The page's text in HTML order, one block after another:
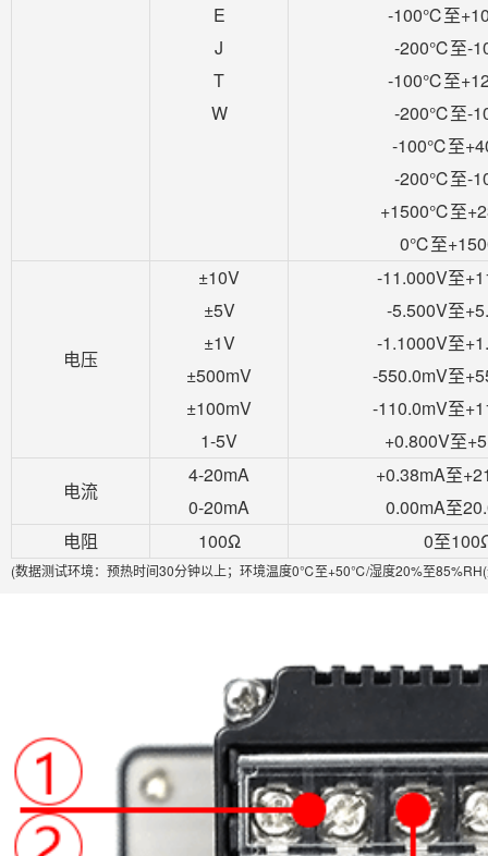
E
J
T
W
-100℃至
-200℃至-
-100℃至
-200℃至-
-100℃至
-200℃至-
+1500℃至
0℃至
电压
±10V
±5V
±1V
±500mV
±100mV
1-5V
-11.000V至
-5.500V至
-1.1000V至
-550.0mV至
-110.0mV至
+0.800V至
电流
4-20mA
0-20mA
+0.38mA至
0.00mA至
电阻
100Ω 0至
(数据测试环境：预热时间30分钟以上；环境温度0℃至+50℃/湿度20%至